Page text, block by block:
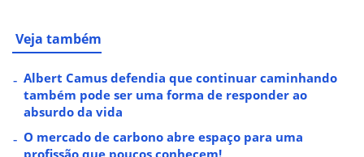
Veja também
Albert Camus defendia que continuar caminhando
também pode ser uma forma de responder ao
absurdo da vida
O mercado de carbono abre espaço para uma